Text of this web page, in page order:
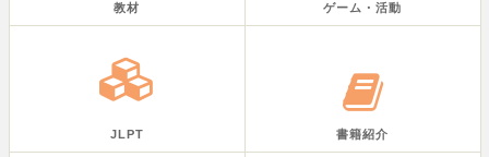
教材 ゲーム・活動
JLPT 書籍紹介